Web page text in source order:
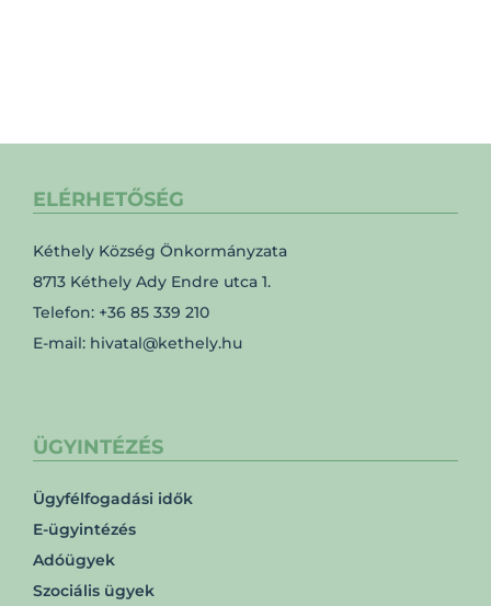
ELÉRHETŐSÉG
Kéthely Község Önkormányzata
8713 Kéthely Ady Endre utca 1.
Telefon: +36 85 339 210
E-mail: hivatal@kethely.hu
ÜGYINTÉZÉS
Ügyfélfogadási idők
E-ügyintézés
Adóügyek
Szociális ügyek